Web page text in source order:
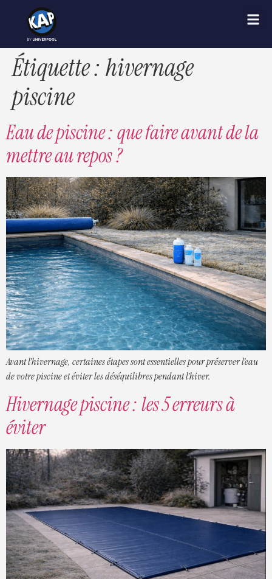
Étiquette :hivernage
piscine
Eau de piscine : que faire avant de la
mettre au repos ?
Avant l’hivernage, certaines étapes sont essentielles pour préserver l’eau
de votre piscine et éviter les déséquilibres pendant l’hiver.
Hivernage piscine : les 5 erreurs à
éviter